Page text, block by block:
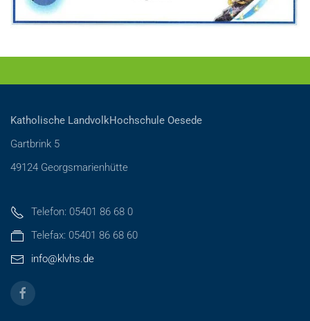
Katholische LandvolkHochschule Oesede
Gartbrink 5
49124 Georgsmarienhütte
Telefon: 05401 86 68 0
Telefax: 05401 86 68 60
info@klvhs.de